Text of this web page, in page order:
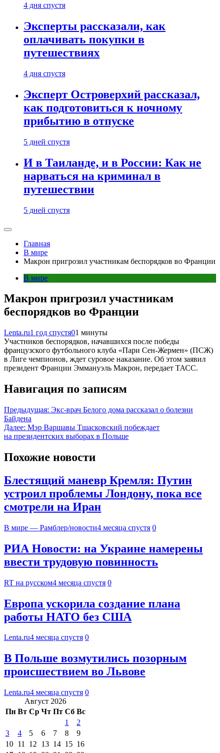
4 дня спустя
Эксперты рассказали, как
оплачивать покупки в
путешествиях
4 дня спустя
Эксперт Островерхий рассказал,
как подготовиться к ночному
прибытию в отпуске
5 дней спустя
И в Таиланде, и в России: Как не
нарваться на криминал в
путешествии
5 дней спустя
Главная
В мире
Макрон пригрозил участникам беспорядков во Франции
В мире
Макрон пригрозил участникам
беспорядков во Франции
Lenta.ru1 год спустя01 минуты
Участников беспорядков, начавшихся после победы
французского футбольного клуба «Пари Сен-Жермен» (ПСЖ)
в Лиге чемпионов, ждет суровое наказание. Об этом заявил
президент Франции Эммануэль Макрон, передает ТАСС.
Навигация по записям
Предыдущая: Экс-врач Белого дома рассказал о болезни
Байдена
Далее: Мэр Варшавы Тшасковский побеждает
на президентских выборах в Польше
Похожие новости
Блестящий маневр Кремля: Путин
устроил проблемы Лондону, пока все
смотрели на Иран
В мире — Рамблер/новости4 месяца спустя 0
РИА Новости: на Украине намерены
ввести трудовую повинность
RT на русском4 месяца спустя 0
Европа ускорила создание плана
работы НАТО без США
Lenta.ru4 месяца спустя 0
В Польше возмутились позорным
происшествием во Львове
Lenta.ru4 месяца спустя 0
Август 2026
Пн Вт Ср Чт Пт Сб Вс
1
2
3
4 5 6 7 8
9
10 11 12 13 14 15 16